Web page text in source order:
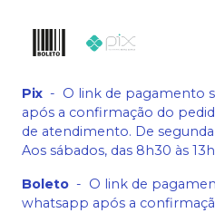
Pix - O link de pagamento
após a confirmação do
de atendimento. De segunda
Aos sábados, das 8h30 às
Boleto - O link de
whatsapp após a